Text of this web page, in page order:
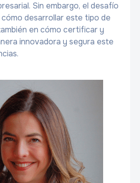
Sin embargo, el desafío
desarrollar este tipo de
en cómo certificar y
innovadora y segura este